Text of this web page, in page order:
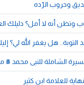
وحروب الرّده
وتظن أنه لا أمل؟ دليلك
التوبة.. هل يغفر الله لي؟
الشاملة للنبى محمد ﷺ من
للعلامة ابن كثير